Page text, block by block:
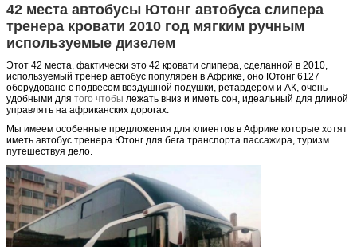
42 места автобусы Ютонг автобуса слипера
тренера кровати 2010 год мягким ручным
используемые дизелем
Этот 42 места, фактически это 42 кровати слипера, сделанной в 2010,
используемый тренер автобус популярен в Африке, оно Ютонг 6127
оборудовано с подвесом воздушной подушки, ретардером и АК, очень
удобными для того чтобы лежать вниз и иметь сон, идеальный для длиной
управлять на африканских дорогах.
Мы имеем особенные предложения для клиентов в Африке которые хотят
иметь автобус тренера Ютонг для бега транспорта пассажира, туризм
путешествуя дело.